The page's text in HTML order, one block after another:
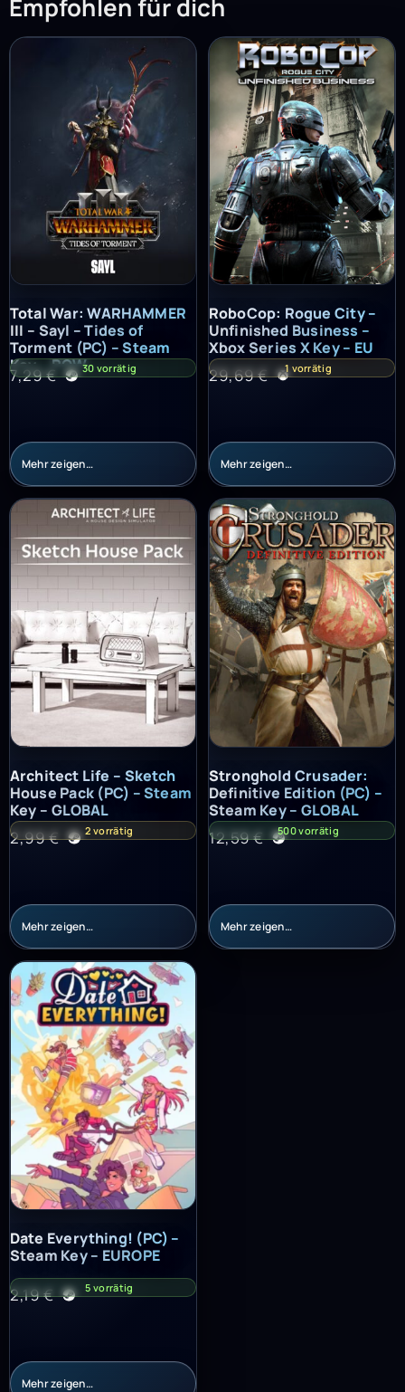
Empfohlen für dich
Total War: WARHAMMER III – Sayl – Tides of Torment (PC) –
Total War: WARHAMMER
III – Sayl – Tides of
Torment (PC) – Steam
Key – ROW
7,29€ 30 vorrätig
Mehr zeigen…
RoboCop: Rogue City –
RoboCop: Rogue City –
Unfinished Business –
Xbox Series X Key – EU
29,69€ 1 vorrätig
Mehr zeigen…
Architect Life – Sketch House Pack (PC) – Steam Key – GLOBAL
Architect Life – Sketch
House Pack (PC) – Steam
Key – GLOBAL
2,99€ 2 vorrätig
Mehr zeigen…
Stronghold Crusader: Definitive
Stronghold Crusader:
Definitive Edition (PC) –
Steam Key – GLOBAL
12,59€ 500 vorrätig
Mehr zeigen…
Date Everything! (PC) – Steam Key – EUROPE
Date Everything! (PC) –
Steam Key – EUROPE
2,19€ 5 vorrätig
Mehr zeigen…